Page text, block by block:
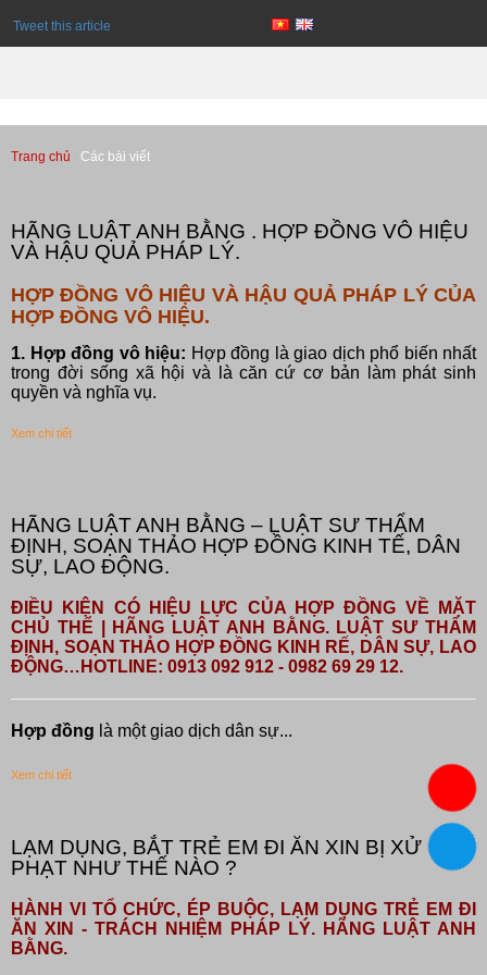
Tweet this article
Trang chủ Các bài viết
HÃNG LUẬT ANH BẰNG . HỢP ĐỒNG VÔ HIỆU
VÀ HẬU QUẢ PHÁP LÝ.
HỢP ĐỒNG VÔ HIỆU VÀ HẬU QUẢ PHÁP LÝ CỦA
HỢP ĐỒNG VÔ HIỆU.
1. Hợp đồng vô hiệu: Hợp đồng là giao dịch phổ biến nhất
trong đời sống xã hội và là căn cứ cơ bản làm phát sinh
quyền và nghĩa vụ.
Xem chi tiết
HÃNG LUẬT ANH BẰNG – LUẬT SƯ THẨM
ĐỊNH, SOẠN THẢO HỢP ĐỒNG KINH TẾ, DÂN
SỰ, LAO ĐỘNG.
ĐIỀU KIỆN CÓ HIỆU LỰC CỦA HỢP ĐỒNG VỀ MẶT
CHỦ THỂ | HÃNG LUẬT ANH BẰNG. LUẬT SƯ THẨM
ĐỊNH, SOẠN THẢO HỢP ĐỒNG KINH RẾ, DÂN SỰ, LAO
ĐỘNG…HOTLINE: 0913 092 912 - 0982 69 29 12.
Hợp đồng là một giao dịch dân sự...
Xem chi tiết
LẠM DỤNG, BẮT TRẺ EM ĐI ĂN XIN BỊ XỬ
PHẠT NHƯ THẾ NÀO ?
HÀNH VI TỔ CHỨC, ÉP BUỘC, LẠM DỤNG TRẺ EM ĐI
ĂN XIN - TRÁCH NHIỆM PHÁP LÝ. HÃNG LUẬT ANH
BẰNG.